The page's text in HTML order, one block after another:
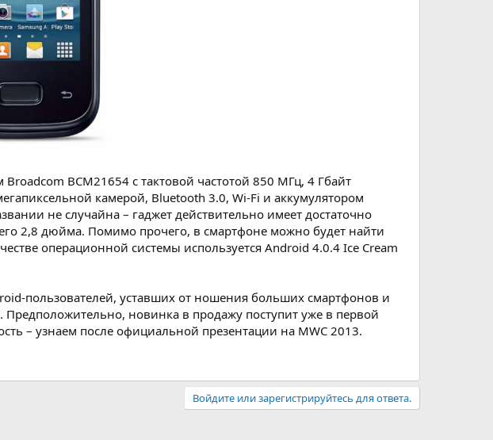
BCM21654 с тактовой частотой 850 МГц, 4 Гбайт
камерой, Bluetooth 3.0, Wi-Fi и аккумулятором
не случайна – гаджет действительно имеет достаточно
2,8 дюйма. Помимо прочего, в смартфоне можно будет найти
операционной системы используется Android 4.0.4 Ice Cream
пользователей, уставших от ношения больших смартфонов и
новинка в продажу поступит уже в первой
– узнаем после официальной презентации на MWC 2013.
Войдите или зарегистрируйтесь для ответа.